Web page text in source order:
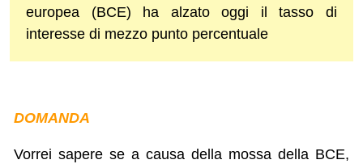
europea (BCE) ha alzato oggi il tasso di
interesse di mezzo punto percentuale
DOMANDA
Vorrei sapere se a causa della mossa della BCE,